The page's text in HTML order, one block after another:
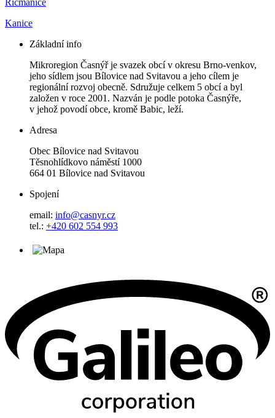
Kanice
Základní info
Mikroregion Časnýř je svazek obcí v okresu Brno-venkov,
jeho sídlem jsou Bílovice nad Svitavou a jeho cílem je
regionální rozvoj obecně. Sdružuje celkem 5 obcí a byl
založen v roce 2001. Nazván je podle potoka Časnýře,
v jehož povodí obce, kromě Babic, leží.
Adresa
Obec Bílovice nad Svitavou
Těsnohlídkovo náměstí 1000
664 01 Bílovice nad Svitavou
Spojení
email: info@casnyr.cz
tel.: +420 602 554 993